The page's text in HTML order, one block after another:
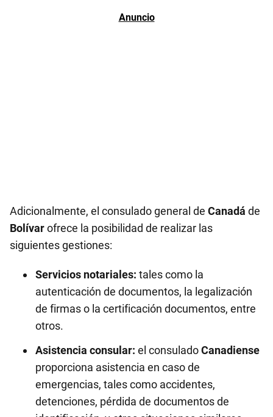
Adicionalmente, el consulado general de Canadá de
Bolívarofrece la posibilidad de realizar las
siguientes gestiones:
Servicios notariales: tales como la
autenticación de documentos, la legalización
de firmas o la certificación documentos, entre
otros.
Asistencia consular: el consuladoCanadiense
proporciona asistencia en caso de
emergencias, tales como accidentes,
detenciones, pérdida de documentos de